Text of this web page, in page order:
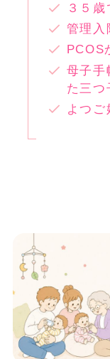
３５
管理入
PCOS
母子手
た三つ
よつご